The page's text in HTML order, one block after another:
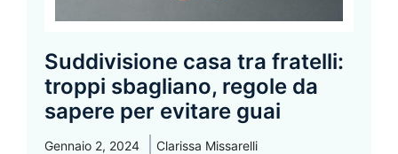
Suddivisione casa tra fratelli:
troppi sbagliano, regole da
sapere per evitare guai
Gennaio 2, 2024 Clarissa Missarelli